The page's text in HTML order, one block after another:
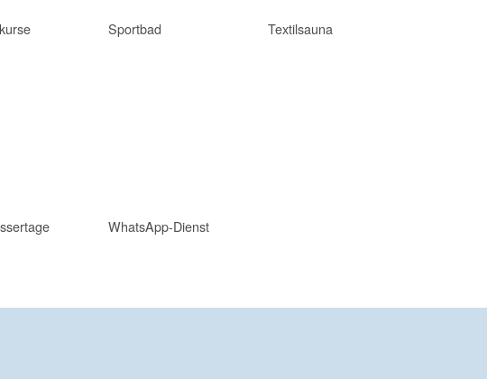
Sportbad Textilsauna
WhatsApp-Dienst